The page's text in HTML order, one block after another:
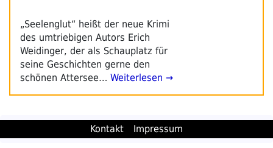
„Seelenglut“ heißt der neue Krimi
des umtriebigen Autors Erich
Weidinger, der als Schauplatz für
seine Geschichten gerne den
schönen Attersee… Weiterlesen →
Kontakt Impressum